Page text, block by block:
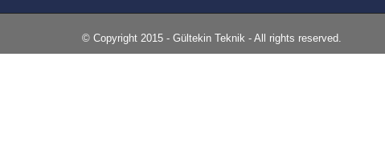
© Copyright 2015 - Gültekin Teknik - All rights reserved.